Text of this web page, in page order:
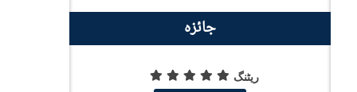
جائزہ
ریٹنگ